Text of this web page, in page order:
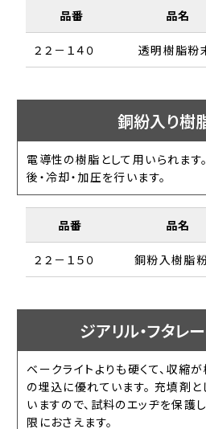
品番 品名
２２－１４０ 透明樹脂粉
銅紛入り樹
電導性の樹脂として用いられます
後・冷却・加圧を行います。
品番 品名
２２－１５０ 銅粉入樹脂
ジアリル・フタレ
ベークライトよりも硬くて、収縮
の埋込に優れています。 充填剤
いますので、試料のエッヂを保護
限におさえます。